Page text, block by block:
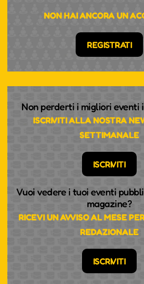
NON HAI ANCORA UN
REGISTRATI
Non perderti i migliori eventi
ISCRIVITI ALLA NOSTRA
SETTIMANALE
ISCRIVITI
Vuoi vedere i tuoi eventi
magazine?
RICEVI UN AVVISO AL MESE
REDAZIONALE
ISCRIVITI